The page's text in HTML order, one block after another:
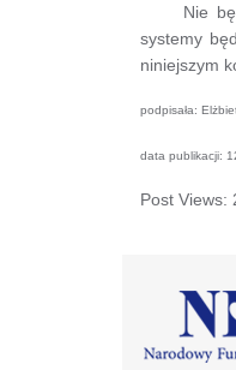
Nie
systemy
niniejszym
podpisała:
data publikacji:
Post Views: